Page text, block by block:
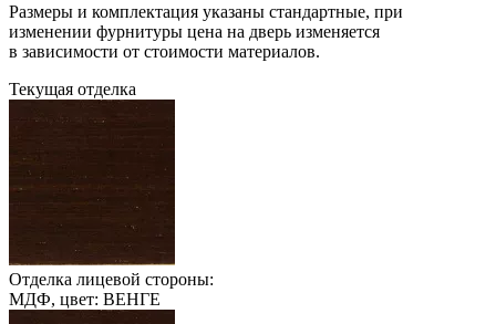
Размеры и комплектация указаны стандартные, при
изменении фурнитуры цена на дверь изменяется
в зависимости от стоимости материалов.
Текущая отделка
Отделка лицевой стороны:
МДФ, цвет: ВЕНГЕ